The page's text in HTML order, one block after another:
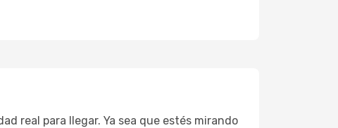
real para llegar. Ya sea que estés mirando